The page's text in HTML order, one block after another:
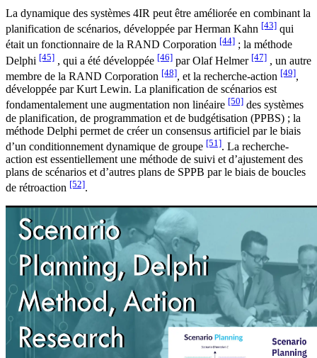
La dynamique des systèmes 4IR peut être améliorée en combinant la
planification de scénarios, développée par Herman Kahn [43] qui
était un fonctionnaire de la RAND Corporation [44] ; la méthode
Delphi [45] , qui a été développée [46] par Olaf Helmer [47] , un autre
membre de la RAND Corporation [48], et la recherche-action [49],
développée par Kurt Lewin. La planification de scénarios est
fondamentalement une augmentation non linéaire [50] des systèmes
de planification, de programmation et de budgétisation (PPBS) ; la
méthode Delphi permet de créer un consensus artificiel par le biais
d’un conditionnement dynamique de groupe [51]. La recherche-
action est essentiellement une méthode de suivi et d’ajustement des
plans de scénarios et d’autres plans de SPPB par le biais de boucles
de rétroaction [52].